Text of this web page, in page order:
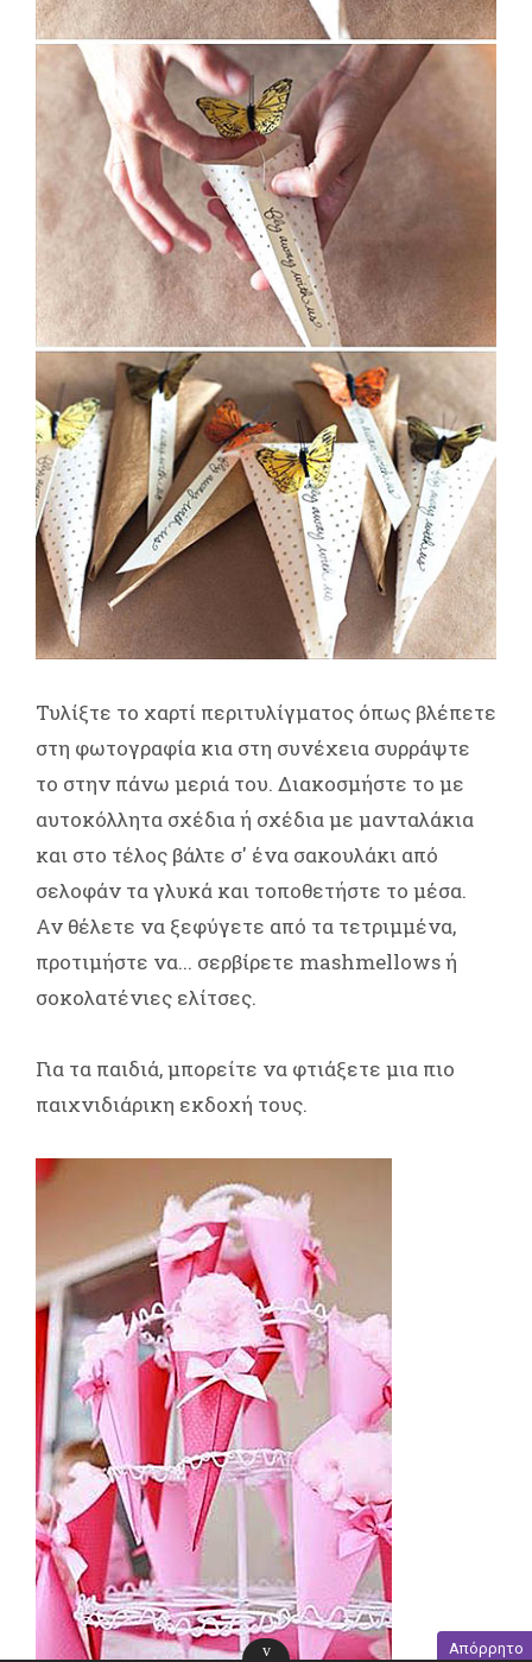
Τυλίξτε το χαρτί περιτυλίγματος όπως βλέπετε
στη φωτογραφία κια στη συνέχεια συρράψτε
το στην πάνω μεριά του. Διακοσμήστε το με
αυτοκόλλητα σχέδια ή σχέδια με μανταλάκια
και στο τέλος βάλτε σ' ένα σακουλάκι από
σελοφάν τα γλυκά και τοποθετήστε το μέσα.
Αν θέλετε να ξεφύγετε από τα τετριμμένα,
προτιμήστε να... σερβίρετε mashmellows ή
σοκολατένιες ελίτσες.
Για τα παιδιά, μπορείτε να φτιάξετε μια πιο
παιχνιδιάρικη εκδοχή τους.
Απόρρητο
v